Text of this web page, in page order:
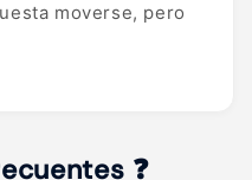
moverse, pero
❓